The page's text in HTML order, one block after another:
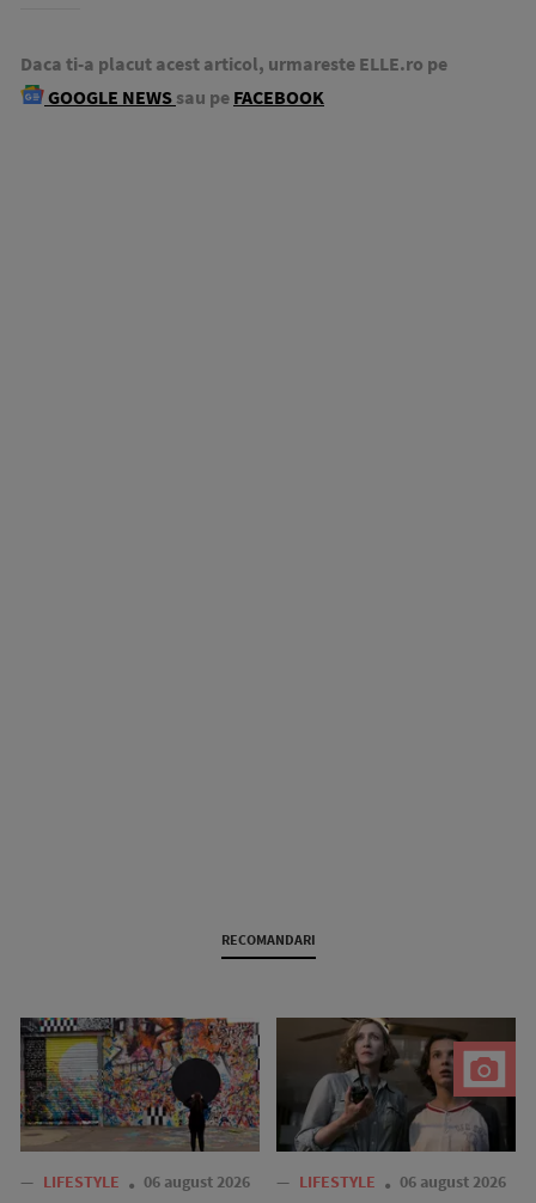
Daca ti-a placut acest articol, urmareste ELLE.ro pe
GOOGLE NEWS sau pe FACEBOOK
RECOMANDARI
— LIFESTYLE 06 august 2026 — LIFESTYLE 06 august 2026